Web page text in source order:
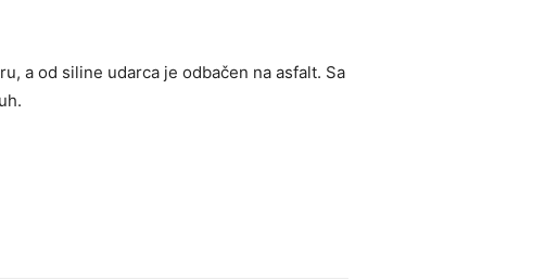
a od siline udarca je odbačen na asfalt. Sa